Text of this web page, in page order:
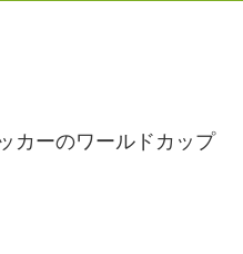
カーのワールドカップ